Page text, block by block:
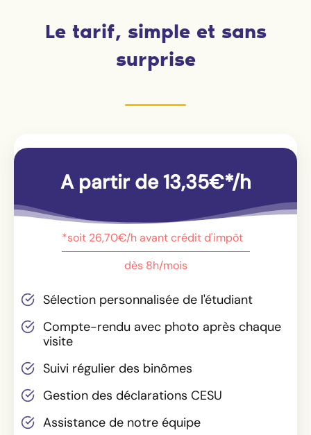
Le tarif, simple et sans
surprise
A partir de 13,35€*/h
*soit 26,70€/h avant crédit d'impôt
dès 8h/mois
Sélection personnalisée de l'étudiant
Compte-rendu avec photo après chaque
visite
Suivi régulier des binômes
Gestion des déclarations CESU
Assistance de notre équipe